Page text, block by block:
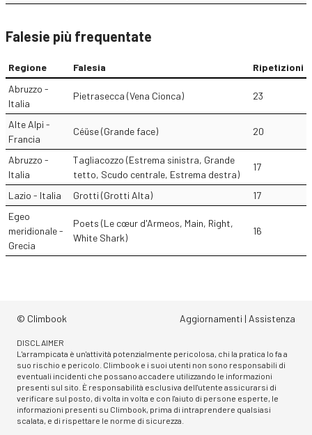
Falesie più frequentate
Regione Falesia
Ripetizioni
Abruzzo -
Italia
Pietrasecca (Vena Cionca) 23
Alte Alpi -
Francia
Céüse (Grande face) 20
Abruzzo -
Italia
Tagliacozzo (Estrema sinistra, Grande
tetto, Scudo centrale, Estrema destra)
17
Lazio - Italia Grotti (Grotti Alta)
17
Egeo
meridionale -
Grecia
Poets (Le cœur d'Armeos, Main, Right,
White Shark)
16
© Climbook Aggiornamenti | Assistenza
DISCLAIMER
L'arrampicata è un'attività potenzialmente pericolosa, chi la pratica lo fa a
suo rischio e pericolo. Climbook e i suoi utenti non sono responsabili di
eventuali incidenti che possano accadere utilizzando le informazioni
presenti sul sito. È responsabilità esclusiva dell'utente assicurarsi di
verificare sul posto, di volta in volta e con l'aiuto di persone esperte, le
informazioni presenti su Climbook, prima di intraprendere qualsiasi
scalata, e di rispettare le norme di sicurezza.